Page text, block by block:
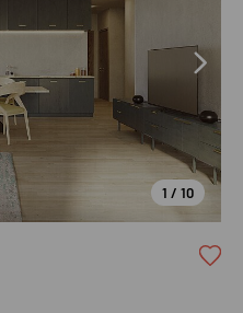
1 / 10